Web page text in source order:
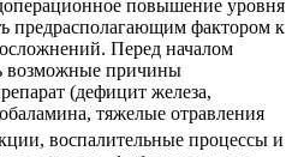
повышение уровня
предрасполагающим фактором к
Перед началом
возможные причины
(дефицит железа,
тяжелые отравления
воспалительные процессы и